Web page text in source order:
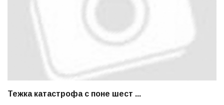
Тежка катастрофа с поне шест ...